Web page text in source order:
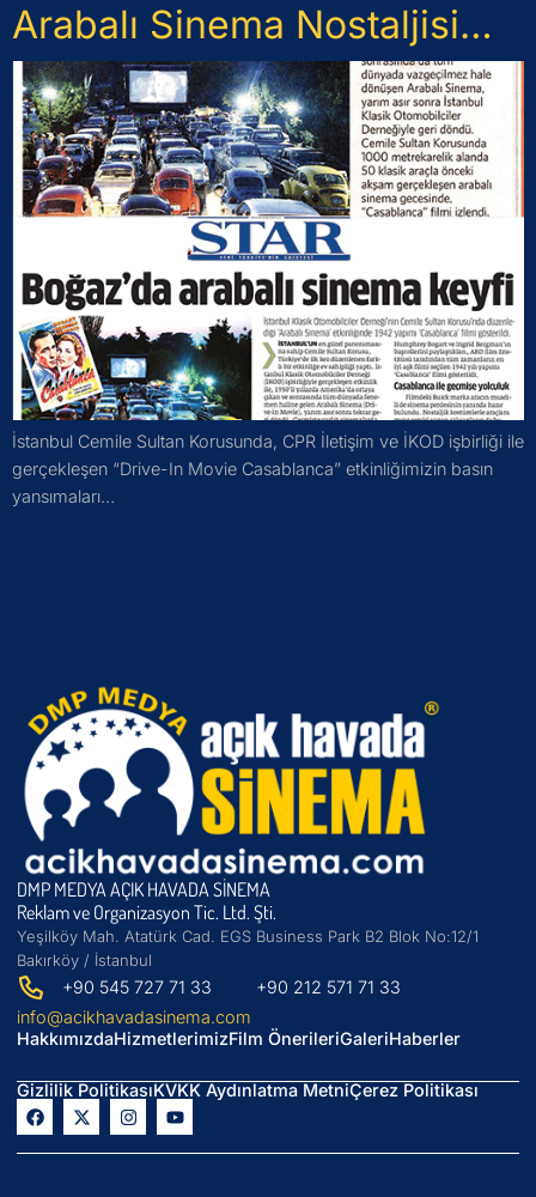
Arabalı Sinema Nostaljisi…
İstanbul Cemile Sultan Korusunda, CPR İletişim ve İKOD işbirliği ile
gerçekleşen “Drive-In Movie Casablanca” etkinliğimizin basın
yansımaları…
DMP MEDYA AÇIK HAVADA SİNEMA
Reklam ve Organizasyon Tic. Ltd. Şti.
Yeşilköy Mah. Atatürk Cad. EGS Business Park B2 Blok No:12/1
Bakırköy / İstanbul
‪+90 545 727 71 33‬
+90 212 571 71 33
info@acikhavadasinema.com
HakkımızdaHizmetlerimizFilm ÖnerileriGaleriHaberler
Gizlilik PolitikasıKVKK Aydınlatma MetniÇerez Politikası